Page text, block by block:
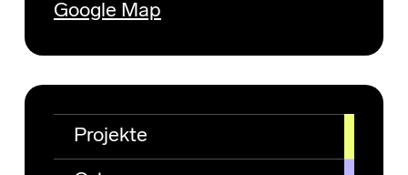
Google Map
Projekte